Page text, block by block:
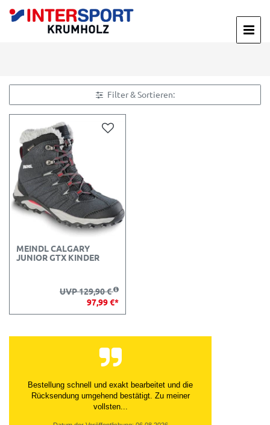
Filter & Sortieren:
MEINDL CALGARY
JUNIOR GTX KINDER
UVP 129,90 €
97,99 €*
Bestellung schnell und exakt bearbeitet und die
Rücksendung umgehend bestätigt. Zu meiner
vollsten...